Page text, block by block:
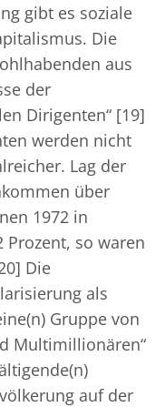
gibt es soziale
Die
aus
der
Dirigenten“ [19]
werden nicht
Lag der
über
1972 in
so waren
Die
als
Gruppe von
Multimillionären“
auf der